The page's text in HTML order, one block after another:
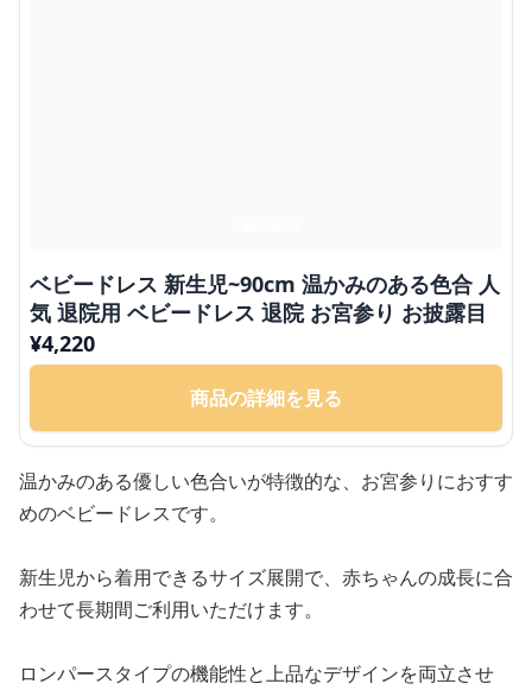
ベビードレス 新生児~90cm 温かみのある色合 人
気 退院用 ベビードレス 退院 お宮参り お披露目
¥4,220
商品の詳細を見る
温かみのある優しい色合いが特徴的な、お宮参りにおすす
めのベビードレスです。
新生児から着用できるサイズ展開で、赤ちゃんの成長に合
わせて長期間ご利用いただけます。
ロンパースタイプの機能性と上品なデザインを両立させ